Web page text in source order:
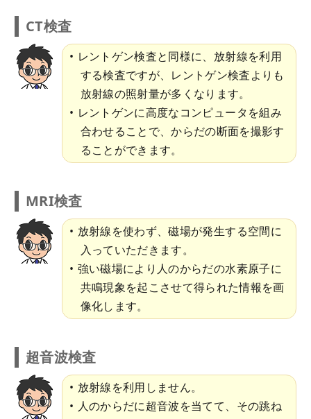
CT検査
レントゲン検査と同様に、放射線を利用
する検査ですが、レントゲン検査よりも
放射線の照射量が多くなります。
レントゲンに高度なコンピュータを組み
合わせることで、からだの断面を撮影す
ることができます。
MRI検査
放射線を使わず、磁場が発生する空間に
入っていただきます。
強い磁場により人のからだの水素原子に
共鳴現象を起こさせて得られた情報を画
像化します。
超音波検査
放射線を利用しません。
人のからだに超音波を当てて、その跳ね